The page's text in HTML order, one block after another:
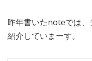
EVERYDAY– 日
昨年書いたnoteでは、
紹介していまーす。